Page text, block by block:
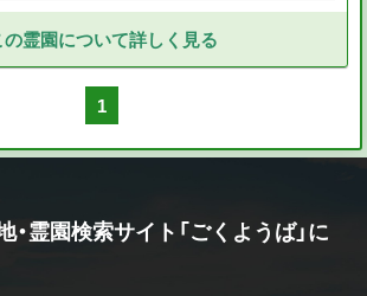
の霊園について詳しく見る
1
・霊園検索サイト「ごくようば」に